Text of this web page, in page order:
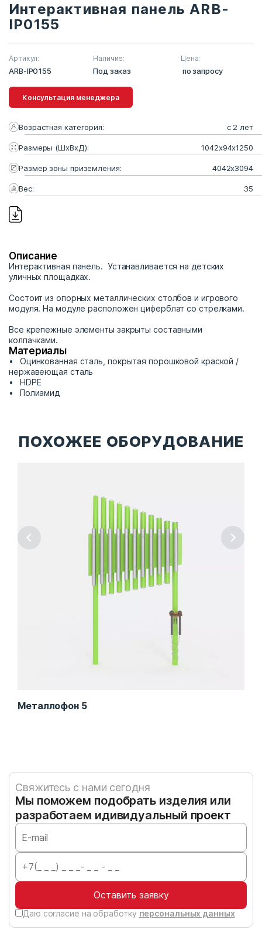
Интерактивная панель ARB-
IP0155
Артикул:
ARB-IP0155
Наличие:
Под заказ
Цена:
по запросу
Консультация менеджера
Возрастная категория: с 2 лет
Размеры (ШхВхД): 1042х94х1250
Размер зоны приземления: 4042х3094
Вес: 35
Описание
Интерактивная панель. Устанавливается на детских
уличных площадках.
Состоит из опорных металлических столбов и игрового
модуля. На модуле расположен циферблат со стрелками.
Все крепежные элементы закрыты составными
колпачками.
Материалы
Оцинкованная сталь, покрытая порошковой краской /
нержавеющая сталь
HDPE
Полиамид
ПОХОЖЕЕ ОБОРУДОВАНИЕ
Металлофон 5
Свяжитесь с нами сегодня
Мы поможем подобрать изделия или
разработаем идивидуальный проект
Оставить заявку
Даю согласие на обработку персональных данных